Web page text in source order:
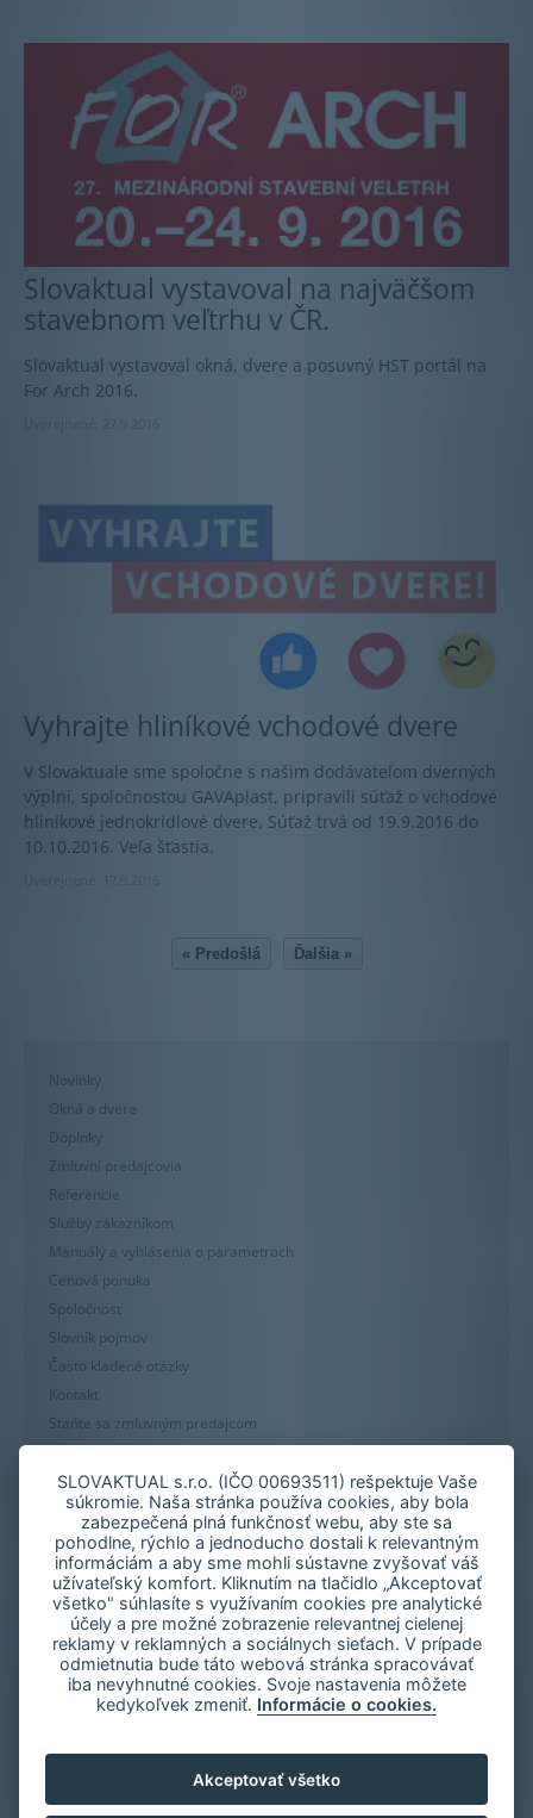
Slovaktual vystavoval na najväčšom
stavebnom veľtrhu v ČR.
Slovaktual vystavoval okná, dvere a posuvný HST portál na
For Arch 2016.
Vyhrajte hliníkové vchodové dvere
V Slovaktuale sme spoločne s našim dodávateľom dverných
výplní, spoločnosťou GAVAplast, pripravili súťaž o vchodové
hliníkové jednokrídlové dvere. Súťaž trvá od 19.9.2016 do
10.10.2016. Veľa šťastia.
« Predošlá Ďalšia »
Novinky
Okná a dvere
Doplnky
Zmluvní predajcovia
Referencie
Služby zákazníkom
Manuály a vyhlásenia o parametroch
Cenová ponuka
Spoločnosť
Slovník pojmov
Často kladené otázky
Kontakt
Staňte sa zmluvným predajcom
Mapa stránky
Zásady používania súborov cookie
Nastavenie cookies
Oznámenie nekalých praktík
SLOVAKTUAL s.r.o. (IČO 00693511) rešpektuje Vaše
súkromie. Naša stránka používa cookies, aby bola
zabezpečená plná funkčnosť webu, aby ste sa
pohodlne, rýchlo a jednoducho dostali k relevantným
informáciám a aby sme mohli sústavne zvyšovať váš
užívateľský komfort. Kliknutím na tlačidlo „Akceptovať
všetko" súhlasíte s využívaním cookies pre analytické
účely a pre možné zobrazenie relevantnej cielenej
reklamy v reklamných a sociálnych sieťach. V prípade
odmietnutia bude táto webová stránka spracovávať
iba nevyhnutné cookies. Svoje nastavenia môžete
kedykoľvek zmeniť. Informácie o cookies.
Akceptovať všetko